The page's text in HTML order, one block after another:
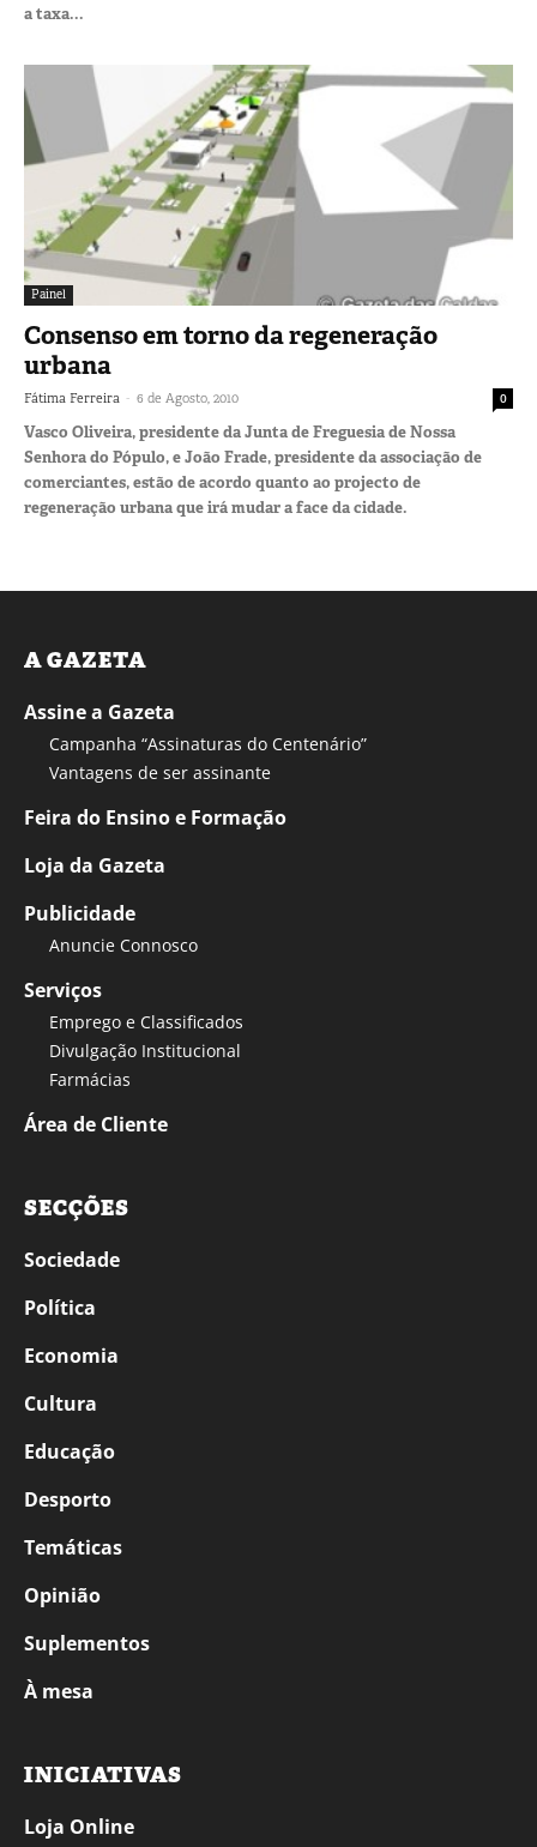
a taxa...
Painel
Consenso em torno da regeneração
urbana
Fátima Ferreira - 6 de Agosto, 2010 0
Vasco Oliveira, presidente da Junta de Freguesia de Nossa
Senhora do Pópulo, e João Frade, presidente da associação de
comerciantes, estão de acordo quanto ao projecto de
regeneração urbana que irá mudar a face da cidade.
A GAZETA
Assine a Gazeta
Campanha “Assinaturas do Centenário”
Vantagens de ser assinante
Feira do Ensino e Formação
Loja da Gazeta
Publicidade
Anuncie Connosco
Serviços
Emprego e Classificados
Divulgação Institucional
Farmácias
Área de Cliente
SECÇÕES
Sociedade
Política
Economia
Cultura
Educação
Desporto
Temáticas
Opinião
Suplementos
À mesa
INICIATIVAS
Loja Online